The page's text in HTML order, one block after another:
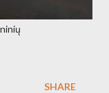
SHARE